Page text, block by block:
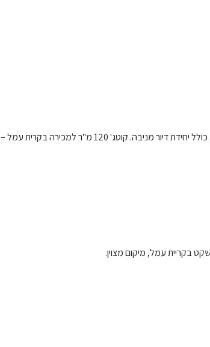
– נמכר – בית מואר מעוצב באלגנטיות, בשכונת אלרואי הצעירה. כולל יחידת דיור מניבה. קוטג' 120 מ"ר למכירה בקרית עמל –
בקריית עמל, מיקום מצוין.